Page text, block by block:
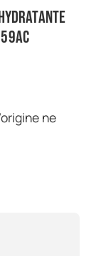
ne